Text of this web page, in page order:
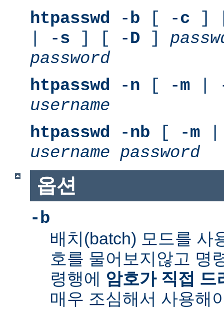
htpasswd -b [ -c ]
| -s ] [ -D ]
password
htpasswd -n [ -m |
username
htpasswd -nb [ -m
username password
옵션
-b
배치(batch) 모드를 사
호를 물어보지않고 명
령행에 암호가 직접 드
매우 조심해서 사용해